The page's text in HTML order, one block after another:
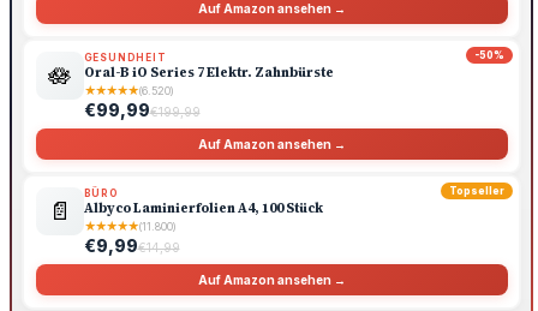
Auf Amazon ansehen →
-50%
🪷
GESUNDHEIT
Oral-B iO Series 7 Elektr. Zahnbürste
★★★★★(6.520)
€99,99€199,99
Auf Amazon ansehen →
Topseller
📄
BÜRO
Albyco Laminierfolien A4, 100 Stück
★★★★★(11.800)
€9,99€14,99
Auf Amazon ansehen →